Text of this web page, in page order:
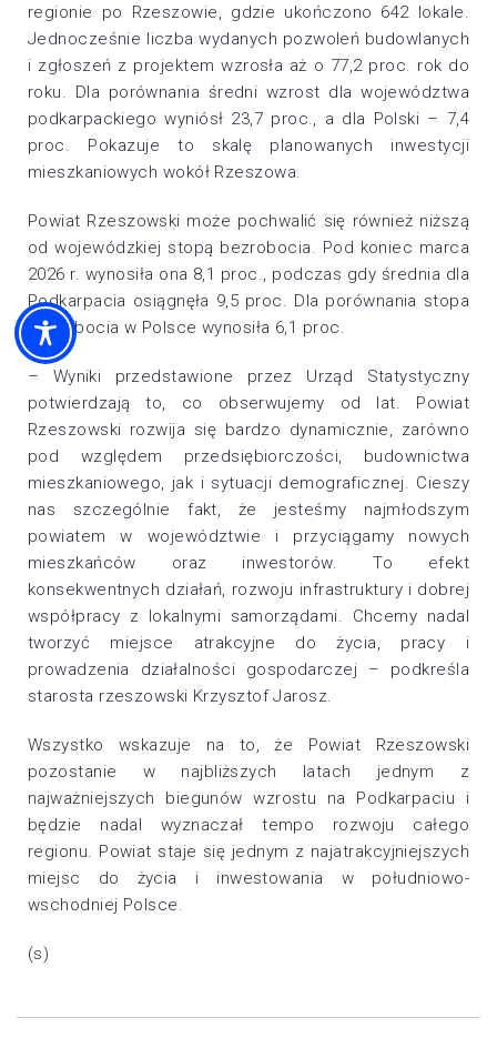
regionie po Rzeszowie, gdzie ukończono 642 lokale.
Jednocześnie liczba wydanych pozwoleń budowlanych
i zgłoszeń z projektem wzrosła aż o 77,2 proc. rok do
roku. Dla porównania średni wzrost dla województwa
podkarpackiego wyniósł 23,7 proc., a dla Polski – 7,4
proc. Pokazuje to skalę planowanych inwestycji
mieszkaniowych wokół Rzeszowa.
Powiat Rzeszowski może pochwalić się również niższą
od wojewódzkiej stopą bezrobocia. Pod koniec marca
2026 r. wynosiła ona 8,1 proc., podczas gdy średnia dla
Podkarpacia osiągnęła 9,5 proc. Dla porównania stopa
bezrobocia w Polsce wynosiła 6,1 proc.
– Wyniki przedstawione przez Urząd Statystyczny
potwierdzają to, co obserwujemy od lat. Powiat
Rzeszowski rozwija się bardzo dynamicznie, zarówno
pod względem przedsiębiorczości, budownictwa
mieszkaniowego, jak i sytuacji demograficznej. Cieszy
nas szczególnie fakt, że jesteśmy najmłodszym
powiatem w województwie i przyciągamy nowych
mieszkańców oraz inwestorów. To efekt
konsekwentnych działań, rozwoju infrastruktury i dobrej
współpracy z lokalnymi samorządami. Chcemy nadal
tworzyć miejsce atrakcyjne do życia, pracy i
prowadzenia działalności gospodarczej – podkreśla
starosta rzeszowski Krzysztof Jarosz.
Wszystko wskazuje na to, że Powiat Rzeszowski
pozostanie w najbliższych latach jednym z
najważniejszych biegunów wzrostu na Podkarpaciu i
będzie nadal wyznaczał tempo rozwoju całego
regionu. Powiat staje się jednym z najatrakcyjniejszych
miejsc do życia i inwestowania w południowo-
wschodniej Polsce.
(s)